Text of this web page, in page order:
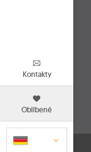
Kontakty
Oblíbené